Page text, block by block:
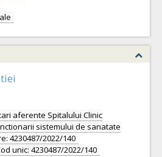
aferente Spitalului Clinic
sistemului de sanatate
4230487/2022/140
unic: 4230487/2022/140